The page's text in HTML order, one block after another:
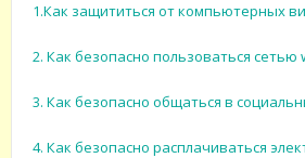
1.Как защититься от компьютерных
2. Как безопасно пользоваться сетью
3. Как безопасно общаться в
4. Как безопасно расплачиваться